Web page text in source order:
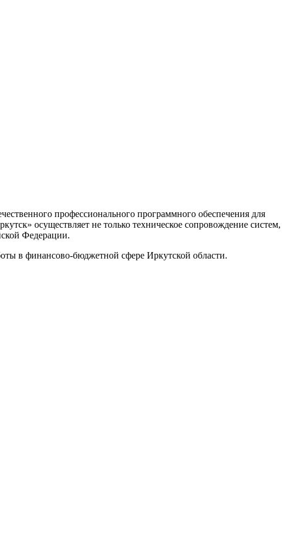
профессионального программного обеспечения для
осуществляет не только техническое сопровождение систем,
Федерации.
в финансово-бюджетной сфере Иркутской области.